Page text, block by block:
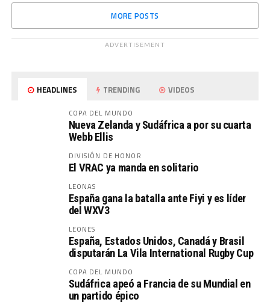
MORE POSTS
ADVERTISEMENT
HEADLINES TRENDING VIDEOS
COPA DEL MUNDO
Nueva Zelanda y Sudáfrica a por su cuarta
Webb Ellis
DIVISIÓN DE HONOR
El VRAC ya manda en solitario
LEONAS
España gana la batalla ante Fiyi y es líder
del WXV3
LEONES
España, Estados Unidos, Canadá y Brasil
disputarán La Vila International Rugby Cup
COPA DEL MUNDO
Sudáfrica apeó a Francia de su Mundial en
un partido épico